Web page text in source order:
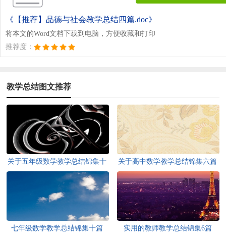
《【推荐】品德与社会教学总结四篇.doc》
将本文的Word文档下载到电脑，方便收藏和打印
推荐度：
教学总结图文推荐
关于五年级数学教学总结锦集十
关于高中数学教学总结锦集六篇
七年级数学教学总结锦集十篇 实用的教师教学总结锦集6篇